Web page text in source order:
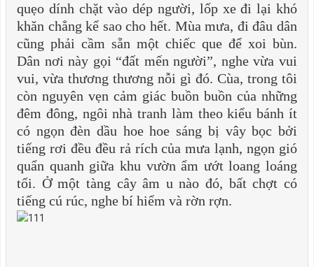
quẹo dính chặt vào dép người, lốp xe đi lại khó
khăn chẳng kể sao cho hết. Mùa mưa, đi đâu dân
cũng phải cầm sẵn một chiếc que để xoi bùn.
Dân nơi này gọi “đất mến người”, nghe vừa vui
vui, vừa thương thương nỗi gì đó. Cùa, trong tôi
còn nguyên vẹn cảm giác buồn buồn của những
đêm đông, ngôi nhà tranh làm theo kiểu bánh ít
có ngọn đèn dầu hoe hoe sáng bị vây bọc bởi
tiếng rơi đều đều rả rích của mưa lạnh, ngọn gió
quẩn quanh giữa khu vườn ẩm ướt loang loáng
tối. Ở một tàng cây âm u nào đó, bất chợt có
tiếng cú rúc, nghe bí hiểm và rờn rợn.